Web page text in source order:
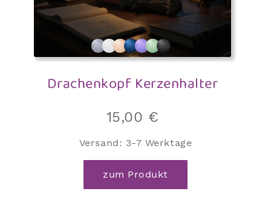
Drachenkopf Kerzenhalter
15,00 €
Versand: 3-7 Werktage
zum Produkt